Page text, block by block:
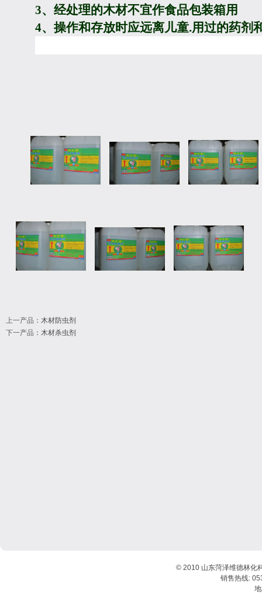
3、经处理的木材不宜作食品包装箱用
4、操作和存放时应远离儿童.用过的药剂
上一产品 ： 木材防虫剂
下一产品 ： 木材杀虫剂
© 2010 山东菏泽维德林
销售热线: